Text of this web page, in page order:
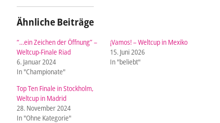
Ähnliche Beiträge
“…ein Zeichen der Öffnung” –
Weltcup-Finale Riad
6. Januar 2024
In "Championate"
¡Vamos! – Weltcup in Mexiko
15. Juni 2026
In "beliebt"
Top Ten Finale in Stockholm,
Weltcup in Madrid
28. November 2024
In "Ohne Kategorie"